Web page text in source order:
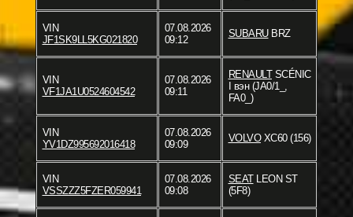
VIN
JF1SK9LL5KG021820
07.08.2026
09:12
SUBARUBRZ
VIN
VF1JA1U0524604542
07.08.2026
09:11
RENAULTSCÉNIC
I вэн (JA0/1_,
FA0_)
VIN
YV1DZ995692016418
07.08.2026
09:09
VOLVOXC60 (156)
VIN
VSSZZZ5FZER059941
07.08.2026
09:08
SEATLEON ST
(5F8)